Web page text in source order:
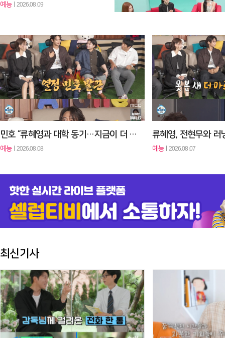
예능 2026.08.09
민호 “류혜영과 대학 동기…지금이 더 어려져” (‘나혼산’)[셀럽캡처]
예능 2026.08.08 예능 2026.08.07
김용빈 “금고 더 채워야죠” 3대 골든컵 욕심 (‘금타는 금요일’)[셀럽…
예능 2026.08.07 예능 2026.08.07
'금타는 금요일' 정서주, 김용빈 상대로 첫 승 거둘까[Ce:스포]
예능 2026.08.07
최신기사